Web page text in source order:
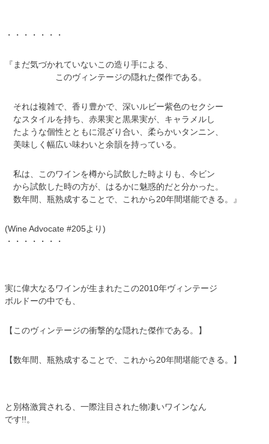
・・・・・・・
『まだ気づかれていないこの造り手による、
このヴィンテージの隠れた傑作である。
それは複雑で、香り豊かで、深いルビー紫色のセクシー
なスタイルを持ち、赤果実と黒果実が、キャラメルし
たような個性とともに混ざり合い、柔らかいタンニン、
美味しく幅広い味わいと余韻を持っている。
私は、このワインを樽から試飲した時よりも、今ビン
から試飲した時の方が、はるかに魅惑的だと分かった。
数年間、瓶熟成することで、これから20年間堪能できる。』
(Wine Advocate #205より)
・・・・・・・
実に偉大なるワインが生まれたこの2010年ヴィンテージ
ボルドーの中でも、
【このヴィンテージの衝撃的な隠れた傑作である。】
【数年間、瓶熟成することで、これから20年間堪能できる。】
と別格激賞される、一際注目された物凄いワインなん
です!!。